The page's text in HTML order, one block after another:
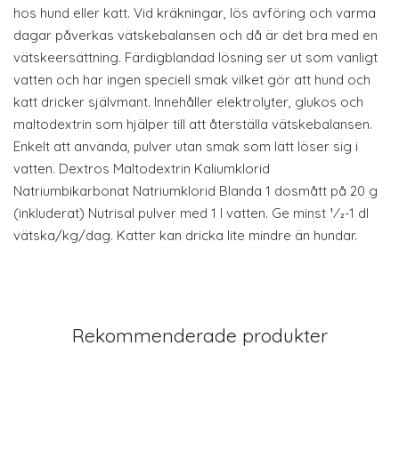
hos hund eller katt. Vid kräkningar, lös avföring och varma
dagar påverkas vätskebalansen och då är det bra med en
vätskeersättning. Färdigblandad lösning ser ut som vanligt
vatten och har ingen speciell smak vilket gör att hund och
katt dricker självmant. Innehåller elektrolyter, glukos och
maltodextrin som hjälper till att återställa vätskebalansen.
Enkelt att använda, pulver utan smak som lätt löser sig i
vatten. Dextros Maltodextrin Kaliumklorid
Natriumbikarbonat Natriumklorid Blanda 1 dosmått på 20 g
(inkluderat) Nutrisal pulver med 1 l vatten. Ge minst 1⁄2-1 dl
vätska/kg/dag. Katter kan dricka lite mindre än hundar.
Rekommenderade produkter